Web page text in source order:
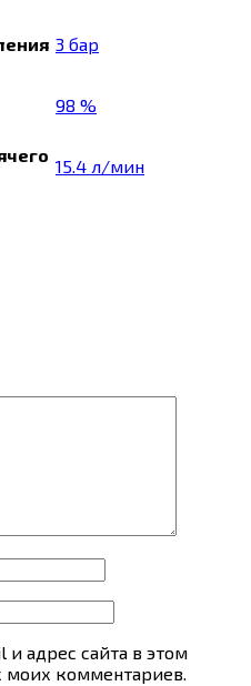
3 бар
98 %
15.4 л/мин
адрес сайта в этом
моих комментариев.